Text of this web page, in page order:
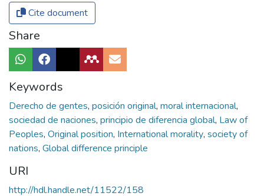
Cite document
Share
Keywords
Derecho de gentes, posición original, moral internacional,
sociedad de naciones, principio de diferencia global, Law of
Peoples, Original position, International morality, society of
nations, Global difference principle
URI
http://hdl.handle.net/11522/158